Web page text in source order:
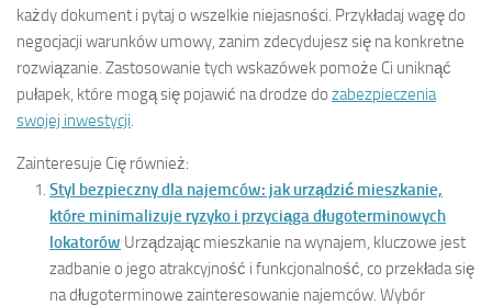
każdy dokument i pytaj o wszelkie niejasności. Przykładaj wagę do
negocjacji warunków umowy, zanim zdecydujesz się na konkretne
rozwiązanie. Zastosowanie tych wskazówek pomoże Ci uniknąć
pułapek, które mogą się pojawić na drodze do zabezpieczenia
swojej inwestycji.
Zainteresuje Cię również:
Styl bezpieczny dla najemców: jak urządzić mieszkanie,
które minimalizuje ryzyko i przyciąga długoterminowych
lokatorów Urządzając mieszkanie na wynajem, kluczowe jest
zadbanie o jego atrakcyjność i funkcjonalność, co przekłada się
na długoterminowe zainteresowanie najemców. Wybór